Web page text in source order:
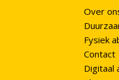
Over
Fysiek
Contact
Digitaal